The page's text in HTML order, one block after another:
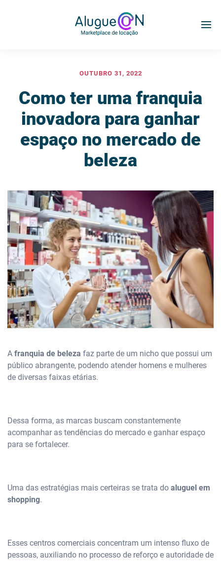
OUTUBRO 31, 2022
Como ter uma franquia
inovadora para ganhar
espaço no mercado de
beleza
A franquia de beleza faz parte de um nicho que possui um
público abrangente, podendo atender homens e mulheres
de diversas faixas etárias.
Dessa forma, as marcas buscam constantemente
acompanhar as tendências do mercado e ganhar espaço
para se fortalecer.
Uma das estratégias mais certeiras se trata do aluguel em
shopping.
Esses centros comerciais concentram um intenso fluxo de
pessoas, auxiliando no processo de reforço e autoridade de